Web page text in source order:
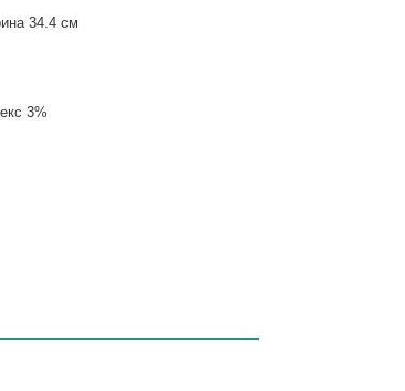
34.4 см
3%